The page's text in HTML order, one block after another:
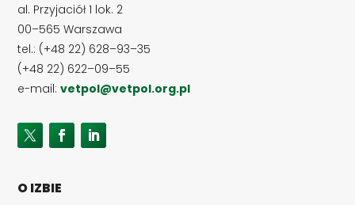
al. Przyjaciół 1 lok. 2
00–565 Warszawa
tel.: (+48 22) 628–93–35
(+48 22) 622–09–55
e-mail:vetpol@vetpol.org.pl
O IZBIE